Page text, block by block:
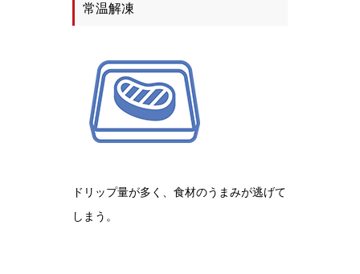
常温解凍
ドリップ量が多く、食材のうまみが逃げて
しまう。